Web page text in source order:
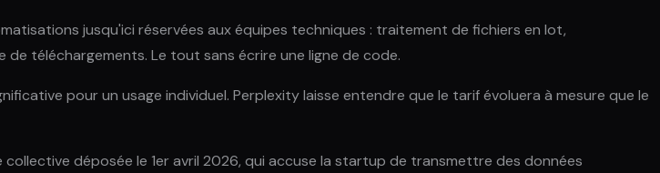
jusqu'ici réservées aux équipes techniques : traitement de fichiers en lot,
téléchargements. Le tout sans écrire une ligne de code.
pour un usage individuel. Perplexity laisse entendre que le tarif évoluera à mesure que le
déposée le 1er avril 2026, qui accuse la startup de transmettre des données